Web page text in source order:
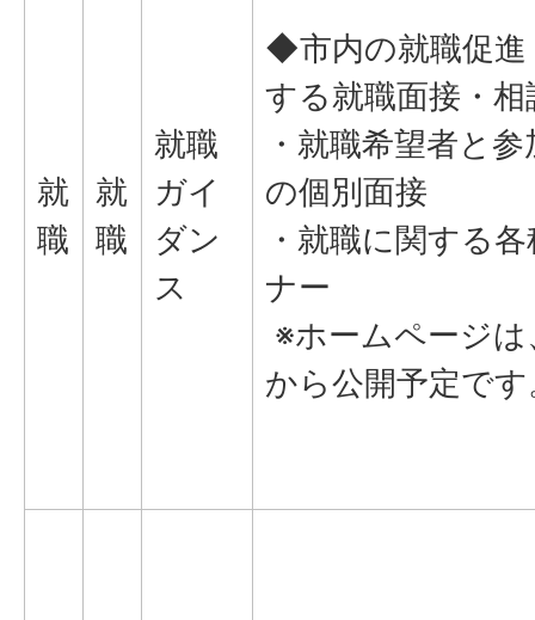
就
職
就
職
就職
ガイ
ダン
ス
◆市内の就職促進
する就職面接・相
・就職希望者と
の個別面接
・就職に関する
ナー
※ホームページは
から公開予定です